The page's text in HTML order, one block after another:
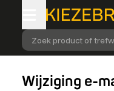
Zoek product of
Wijziging e-